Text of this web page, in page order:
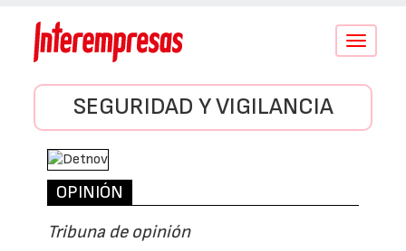
Conmutar
SEGURIDAD Y VIGILANCIA
OPINIÓN
Tribuna de opinión